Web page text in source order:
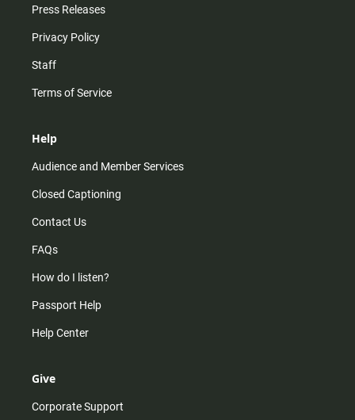
Press Releases
Privacy Policy
Staff
Terms of Service
Help
Audience and Member Services
Closed Captioning
Contact Us
FAQs
How do I listen?
Passport Help
Help Center
Give
Corporate Support